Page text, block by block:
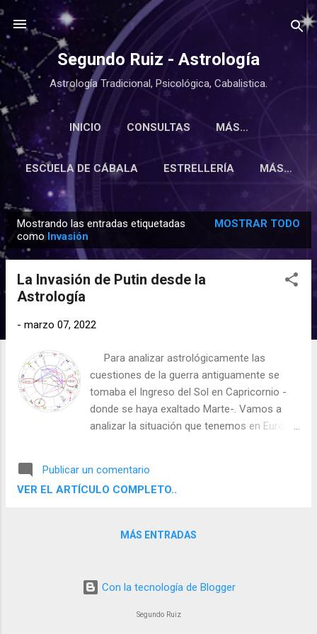
Ir al contenido principal
Segundo Ruiz - Astrología
Astrología Tradicional, Psicológica, Cabalistica.
INICIO CONSULTAS MÁS…
ESCUELA DE CÁBALA ESTRELLERÍA MÁS…
n
Mostrando las entradas etiquetadas
como Invasión
MOSTRAR TODO
La Invasión de Putin desde la
Astrología
- marzo 07, 2022
Para analizar astrológicamente las
cuestiones de la guerra antiguamente se
tomaba el Ingreso del Sol en Capricornio -
donde se haya exaltado Marte-. Vamos a
analizar la situación que tenemos en Europa
Ingreso en Capricornio 2021 para Kiev
capital de Ucrania y que nos habla de una
del Sol en dicho signo en el 2022.
Publicar un comentario
VER EL ARTÍCULO COMPLETO..
MÁS ENTRADAS
Con la tecnología de Blogger
Segundo Ruiz